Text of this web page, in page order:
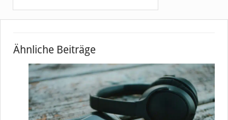
Ähnliche Beiträge